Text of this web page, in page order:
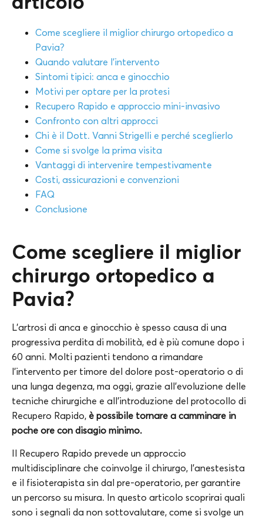
Come scegliere il miglior chirurgo ortopedico a
Pavia?
Quando valutare l’intervento
Sintomi tipici: anca e ginocchio
Motivi per optare per la protesi
Recupero Rapido e approccio mini-invasivo
Confronto con altri approcci
Chi è il Dott. Vanni Strigelli e perché sceglierlo
Come si svolge la prima visita
Vantaggi di intervenire tempestivamente
Costi, assicurazioni e convenzioni
FAQ
Conclusione
Come scegliere il miglior
chirurgo ortopedico a
Pavia?
L’artrosi di anca e ginocchio è spesso causa di una
progressiva perdita di mobilità, ed è più comune dopo i
60 anni. Molti pazienti tendono a rimandare
l’intervento per timore del dolore post-operatorio o di
una lunga degenza, ma oggi, grazie all’evoluzione delle
tecniche chirurgiche e all’introduzione del protocollo di
Recupero Rapido, è possibile tornare a camminare in
poche ore con disagio minimo.
Il Recupero Rapido prevede un approccio
multidisciplinare che coinvolge il chirurgo, l’anestesista
e il fisioterapista sin dal pre-operatorio, per garantire
un percorso su misura. In questo articolo scoprirai quali
sono i segnali da non sottovalutare, come si svolge un